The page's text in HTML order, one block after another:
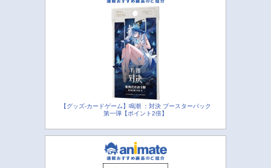
【グッズ-カードゲーム】鳴潮 ：対決 ブースターパック
第一弾【ポイント2倍】